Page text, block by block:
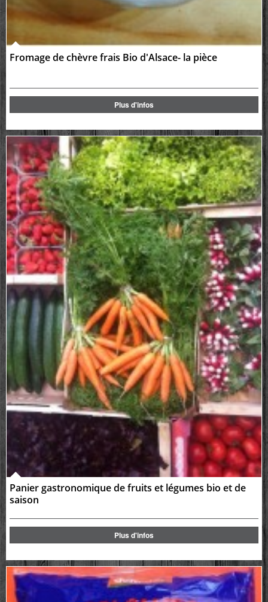
Fromage de chèvre frais Bio d'Alsace- la pièce
Plus d'infos
Panier gastronomique de fruits et légumes bio et de
saison
Plus d'infos